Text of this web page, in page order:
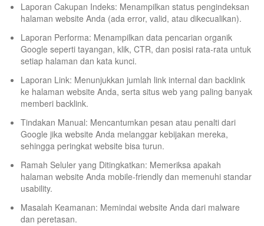
Laporan Cakupan Indeks: Menampilkan status pengindeksan
halaman website Anda (ada error, valid, atau dikecualikan).
Laporan Performa: Menampilkan data pencarian organik
Google seperti tayangan, klik, CTR, dan posisi rata-rata untuk
setiap halaman dan kata kunci.
Laporan Link: Menunjukkan jumlah link internal dan backlink
ke halaman website Anda, serta situs web yang paling banyak
memberi backlink.
Tindakan Manual: Mencantumkan pesan atau penalti dari
Google jika website Anda melanggar kebijakan mereka,
sehingga peringkat website bisa turun.
Ramah Seluler yang Ditingkatkan: Memeriksa apakah
halaman website Anda mobile-friendly dan memenuhi standar
usability.
Masalah Keamanan: Memindai website Anda dari malware
dan peretasan.